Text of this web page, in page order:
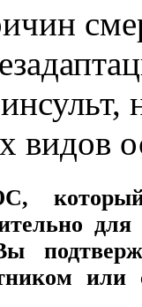
видов
,
для
или